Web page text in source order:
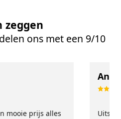
zeggen
ons met een 9/10
mooie prijs alles